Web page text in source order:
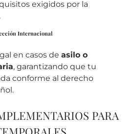
exigidos por la
Internacional
en casos de asilo o
, garantizando que tu
conforme al derecho
PARA